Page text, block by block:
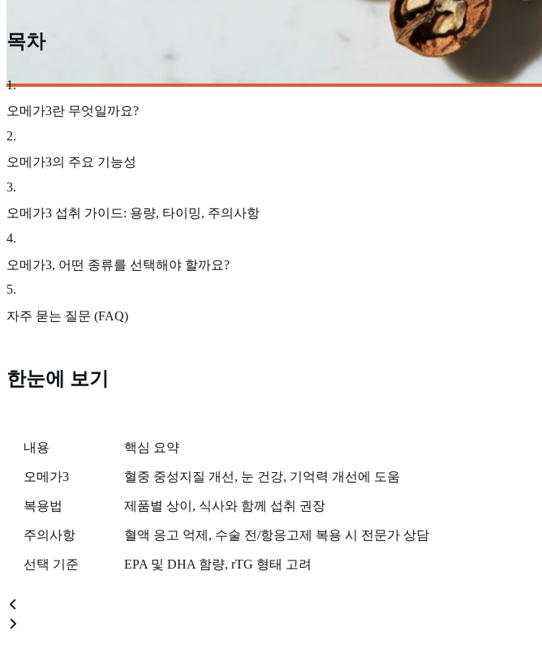
목차
1.
오메가3란 무엇일까요?
2.
오메가3의 주요 기능성
3.
오메가3 섭취 가이드: 용량, 타이밍, 주의사항
4.
오메가3, 어떤 종류를 선택해야 할까요?
5.
자주 묻는 질문 (FAQ)
한눈에 보기
내용 핵심 요약
오메가3 혈중 중성지질 개선, 눈 건강, 기억력 개선에 도움
복용법 제품별 상이, 식사와 함께 섭취 권장
주의사항 혈액 응고 억제, 수술 전/항응고제 복용 시 전문가 상담
선택 기준 EPA 및 DHA 함량, rTG 형태 고려